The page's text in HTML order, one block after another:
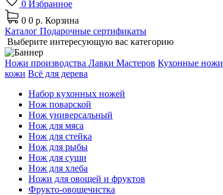
0 Избранное
0 0 р. Корзина
Каталог Подарочные сертификаты
Выберите интересующую вас категорию
Ножи производства Лавки Мастеров Кухонные ножи
кожи Всё для дерева
Набор кухонных ножей
Нож поварской
Нож универсальный
Нож для мяса
Нож для стейка
Нож для рыбы
Нож для суши
Нож для хлеба
Ножи для овощей и фруктов
Фрукто-овощечистка